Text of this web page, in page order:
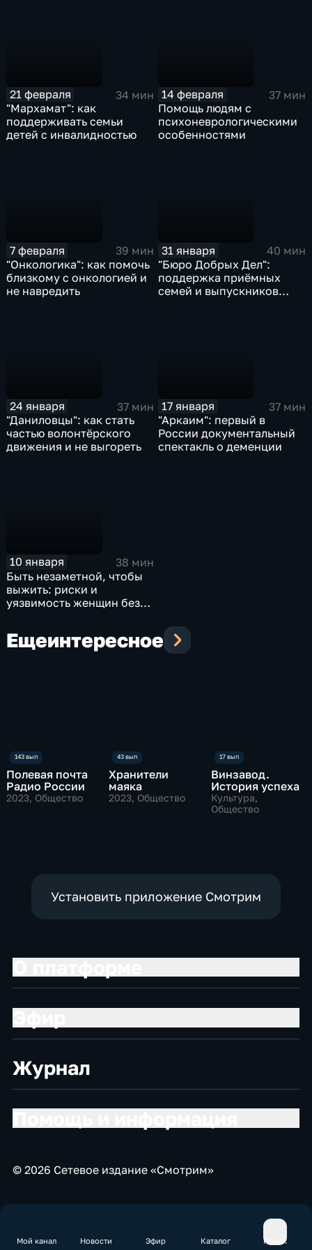
Мой канал Новости Эфир Каталог Поиск
21 февраля
34 мин
"Мархамат": как
поддерживать семьи
детей с инвалидностью
14 февраля
37 мин
Помощь людям с
психоневрологическими
особенностями
7 февраля
39 мин
"Онкологика": как помочь
близкому с онкологией и
не навредить
31 января
40 мин
"Бюро Добрых Дел":
поддержка приёмных
семей и выпускников
24 января
37 мин
"Даниловцы": как стать
частью волонтёрского
движения и не выгореть
17 января
37 мин
"Аркаим": первый в
России документальный
спектакль о деменции
10 января
38 мин
Быть незаметной, чтобы
выжить: риски и
уязвимость женщин без
Ещеинтересное
Полевая почта
Радио России
2023, Общество
Хранители
маяка
2023, Общество
Винзавод.
История успеха
Культура,
Общество
Установить приложение Смотрим
Журнал
© 2026 Сетевое издание «Смотрим»